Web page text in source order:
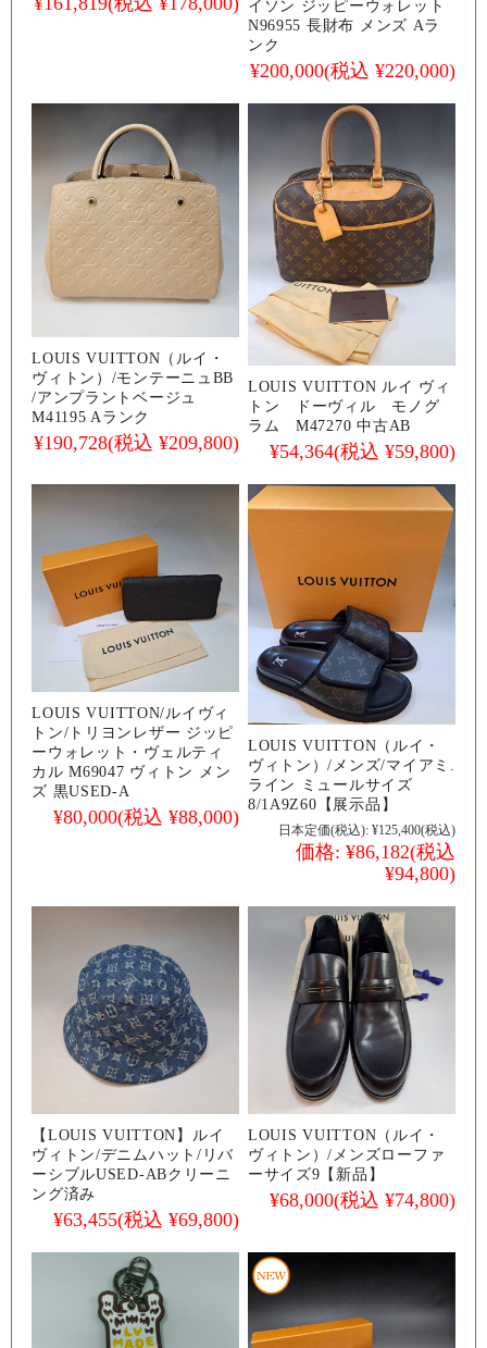
イソン ジッピーウォレット
N96955 長財布 メンズ Aラ
ンク
¥200,000(税込 ¥220,000)
LOUIS VUITTON（ルイ・
ヴィトン）/モンテーニュBB
/アンプラントベージュ
M41195 Aランク
¥190,728(税込 ¥209,800)
LOUIS VUITTON ルイ ヴィ
トン ドーヴィル モノグ
ラム M47270 中古AB
¥54,364(税込 ¥59,800)
LOUIS VUITTON/ルイヴィ
トン/トリヨンレザー ジッピ
ーウォレット・ヴェルティ
カル M69047 ヴィトン メン
ズ 黒USED-A
¥80,000(税込 ¥88,000)
LOUIS VUITTON（ルイ・
ヴィトン）/メンズ/マイアミ.
ライン ミュールサイズ
8/1A9Z60【展示品】
日本定価(税込): ¥125,400(税込)
価格: ¥86,182(税込
¥94,800)
【LOUIS VUITTON】ルイ
ヴィトン/デニムハット/リバ
ーシブルUSED-ABクリーニ
ング済み
¥63,455(税込 ¥69,800)
LOUIS VUITTON（ルイ・
ヴィトン）/メンズローファ
ーサイズ9【新品】
¥68,000(税込 ¥74,800)